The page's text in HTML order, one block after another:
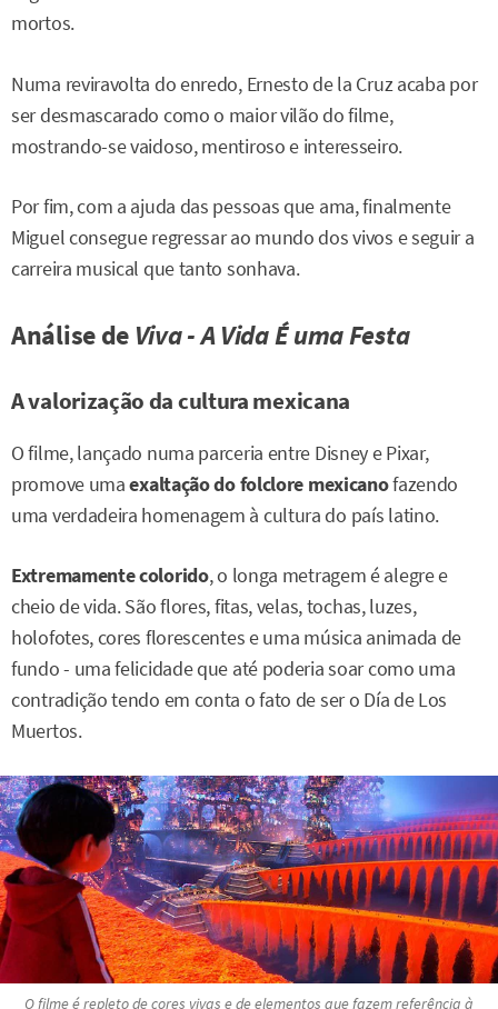
mortos.
Numa reviravolta do enredo, Ernesto de la Cruz acaba por
ser desmascarado como o maior vilão do filme,
mostrando-se vaidoso, mentiroso e interesseiro.
Por fim, com a ajuda das pessoas que ama, finalmente
Miguel consegue regressar ao mundo dos vivos e seguir a
carreira musical que tanto sonhava.
Análise de Viva - A Vida É uma Festa
A valorização da cultura mexicana
O filme, lançado numa parceria entre Disney e Pixar,
promove umaexaltação do folclore mexicanofazendo
uma verdadeira homenagem à cultura do país latino.
Extremamente colorido, o longa metragem é alegre e
cheio de vida. São flores, fitas, velas, tochas, luzes,
holofotes, cores florescentes e uma música animada de
fundo - uma felicidade que até poderia soar como uma
contradição tendo em conta o fato de ser o Día de Los
Muertos.
O filme é repleto de cores vivas e de elementos que fazem referência à